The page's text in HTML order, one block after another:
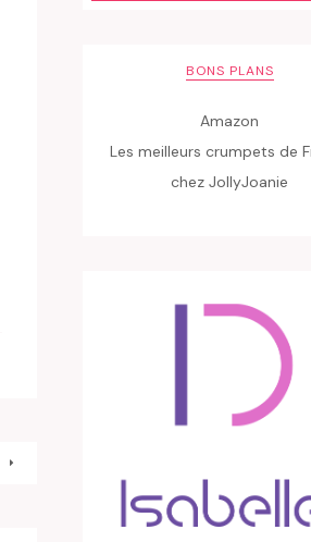
BONS PLANS
Amazon
Les meilleurs crumpets de
chez JollyJoanie